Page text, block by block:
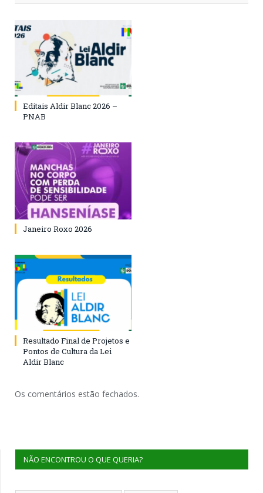
Editais Aldir Blanc 2026 –
PNAB
Janeiro Roxo 2026
Resultado Final de Projetos e
Pontos de Cultura da Lei
Aldir Blanc
Os comentários estão fechados.
NÃO ENCONTROU O QUE QUERIA?